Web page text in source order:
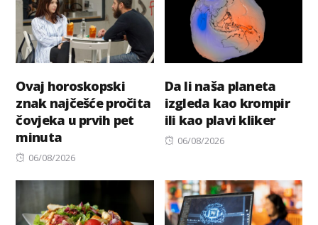
Ovaj horoskopski
znak najčešće pročita
čovjeka u prvih pet
minuta
Posted
06/08/2026
Da li naša planeta
izgleda kao krompir
ili kao plavi kliker
Posted
06/08/2026